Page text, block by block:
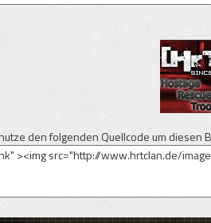
den folgenden Quellcode um diesen